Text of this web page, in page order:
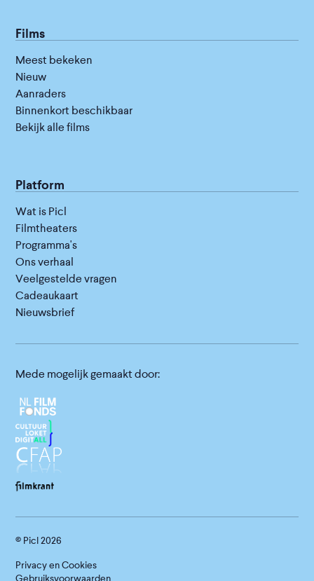
Films
Meest bekeken
Nieuw
Aanraders
Binnenkort beschikbaar
Bekijk alle films
Platform
Wat is Picl
Filmtheaters
Programma's
Ons verhaal
Veelgestelde vragen
Cadeaukaart
Nieuwsbrief
Mede mogelijk gemaakt door:
© Picl2026
Privacy en Cookies
Gebruiksvoorwaarden